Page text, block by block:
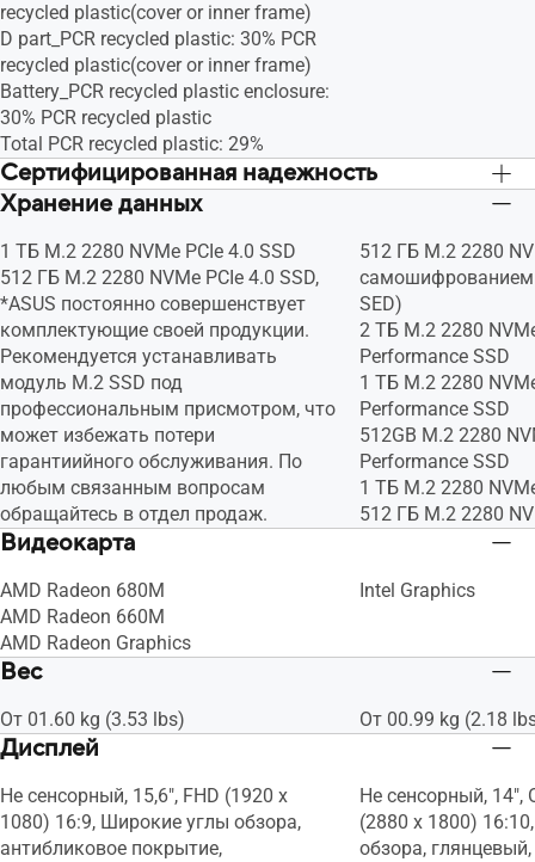
recycled plastic(cover or inner frame)
D part_PCR recycled plastic: 30% PCR
recycled plastic(cover or inner frame)
Battery_PCR recycled plastic enclosure:
30% PCR recycled plastic
Total PCR recycled plastic: 29%
Сертифицированная надежность
US MIL-STD 810H стандарт военного
US MIL-STD 810H
Хранение данных
1 ТБ M.2 2280 NVMe PCIe 4.0 SSD
512 ГБ M.2 2280 NVMe PCIe 4.0 SSD,
*ASUS постоянно совершенствует
комплектующие своей продукции.
Рекомендуется устанавливать
модуль M.2 SSD под
профессиональным присмотром, что
может избежать потери
гарантиийного обслуживания. По
любым связанным вопросам
обращайтесь в отдел продаж.
512 ГБ M.2 2280
самошифрованием
SED)
2 ТБ M.2 2280
Performance SSD
1 ТБ M.2 2280
Performance SSD
512GB M.2 2280
Performance SSD
1 ТБ M.2 2280
512 ГБ M.2 2280
Видеокарта
AMD Radeon 680M
AMD Radeon 660M
AMD Radeon Graphics
Intel Graphics
Вес
От 01.60 kg (3.53 lbs) От 00.99 kg (2.18
Дисплей
Не сенсорный, 15,6", FHD (1920 x
1080) 16:9, Широкие углы обзора,
антибликовое покрытие,
Не сенсорный, 14",
(2880 x 1800)
обзора,